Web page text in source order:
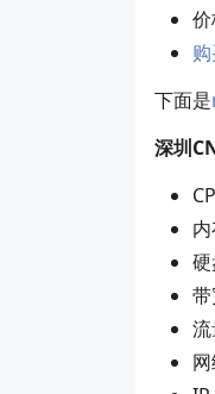
下面是
深圳